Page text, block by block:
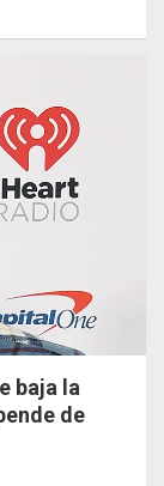
baja la
de